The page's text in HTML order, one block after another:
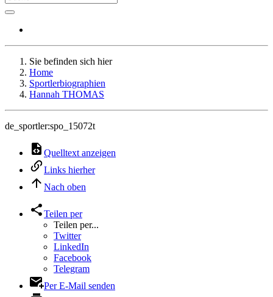
Sie befinden sich hier
Home
Sportlerbiographien
Hannah THOMAS
de_sportler:spo_15072t
Quelltext anzeigen
Links hierher
Nach oben
Teilen per
Teilen per...
Twitter
LinkedIn
Facebook
Telegram
Per E-Mail senden